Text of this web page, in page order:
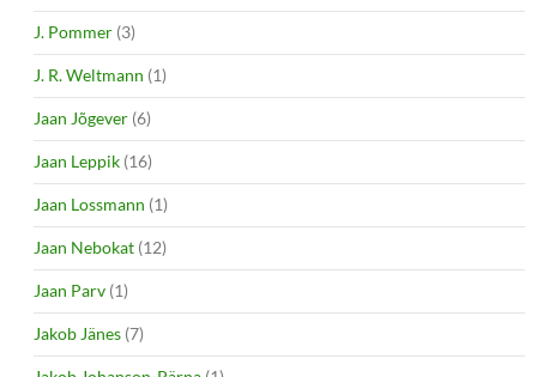
J. Pommer (3)
J. R. Weltmann (1)
Jaan Jõgever (6)
Jaan Leppik (16)
Jaan Lossmann (1)
Jaan Nebokat (12)
Jaan Parv (1)
Jakob Jänes (7)